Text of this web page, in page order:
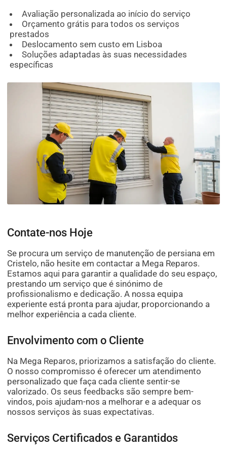
Avaliação personalizada ao início do serviço
Orçamento grátis para todos os serviços
prestados
Deslocamento sem custo em Lisboa
Soluções adaptadas às suas necessidades
específicas
Contate-nos Hoje
Se procura um serviço de manutenção de persiana em
Cristelo, não hesite em contactar a Mega Reparos.
Estamos aqui para garantir a qualidade do seu espaço,
prestando um serviço que é sinónimo de
profissionalismo e dedicação. A nossa equipa
experiente está pronta para ajudar, proporcionando a
melhor experiência a cada cliente.
Envolvimento com o Cliente
Na Mega Reparos, priorizamos a satisfação do cliente.
O nosso compromisso é oferecer um atendimento
personalizado que faça cada cliente sentir-se
valorizado. Os seus feedbacks são sempre bem-
vindos, pois ajudam-nos a melhorar e a adequar os
nossos serviços às suas expectativas.
Serviços Certificados e Garantidos